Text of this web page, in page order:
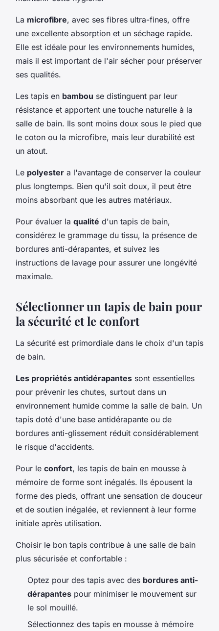
La microfibre, avec ses fibres ultra-fines, offre
une excellente absorption et un séchage rapide.
Elle est idéale pour les environnements humides,
mais il est important de l'air sécher pour préserver
ses qualités.
Les tapis en bambou se distinguent par leur
résistance et apportent une touche naturelle à la
salle de bain. Ils sont moins doux sous le pied que
le coton ou la microfibre, mais leur durabilité est
un atout.
Le polyester a l'avantage de conserver la couleur
plus longtemps. Bien qu'il soit doux, il peut être
moins absorbant que les autres matériaux.
Pour évaluer la qualité d'un tapis de bain,
considérez le grammage du tissu, la présence de
bordures anti-dérapantes, et suivez les
instructions de lavage pour assurer une longévité
maximale.
Sélectionner un tapis de bain pour
la sécurité et le confort
La sécurité est primordiale dans le choix d'un tapis
de bain.
Les propriétés antidérapantes sont essentielles
pour prévenir les chutes, surtout dans un
environnement humide comme la salle de bain. Un
tapis doté d'une base antidérapante ou de
bordures anti-glissement réduit considérablement
le risque d'accidents.
Pour le confort, les tapis de bain en mousse à
mémoire de forme sont inégalés. Ils épousent la
forme des pieds, offrant une sensation de douceur
et de soutien inégalée, et reviennent à leur forme
initiale après utilisation.
Choisir le bon tapis contribue à une salle de bain
plus sécurisée et confortable :
Optez pour des tapis avec des bordures anti-
dérapantes pour minimiser le mouvement sur
le sol mouillé.
Sélectionnez des tapis en mousse à mémoire